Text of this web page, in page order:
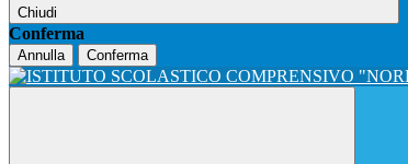
Chiudi
Conferma
Annulla Conferma